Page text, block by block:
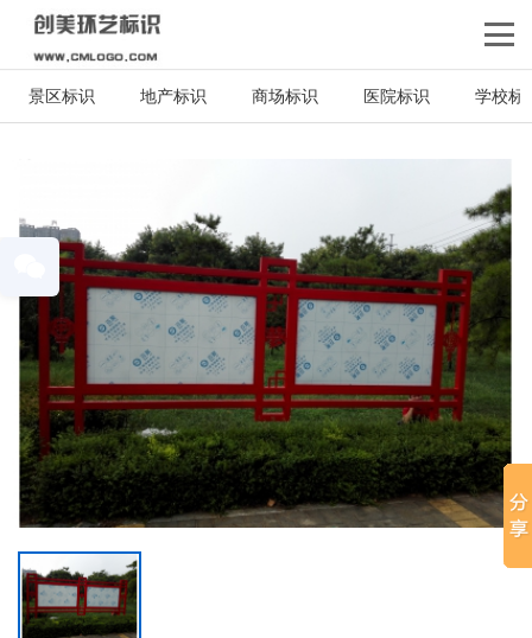
景区标识 地产标识 商场标识 医院标识 学校标